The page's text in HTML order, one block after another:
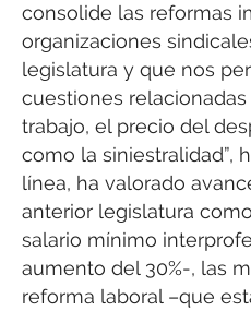
consolide las reformas
organizaciones
legislatura y que nos
cuestiones
trabajo, el precio del
como la siniestralidad”,
línea, ha valorado
anterior legislatura
salario mínimo
aumento del 30%-, las
reforma laboral –que